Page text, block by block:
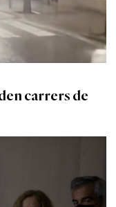
carrers de